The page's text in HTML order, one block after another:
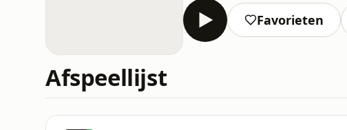
Favorieten
Afspeellijst